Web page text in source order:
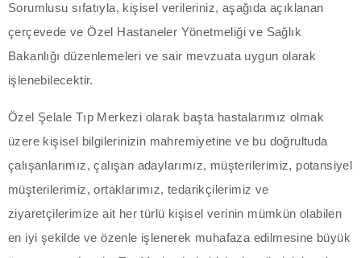
panel
panel
panel
panel
panel
Sorumlusu sıfatıyla, kişisel verileriniz, aşağıda açıklanan
çerçevede ve Özel Hastaneler Yönetmeliği ve Sağlık
Bakanlığı düzenlemeleri ve sair mevzuata uygun olarak
işlenebilecektir.
Özel Şelale Tıp Merkezi olarak başta hastalarımız olmak
üzere kişisel bilgilerinizin mahremiyetine ve bu doğrultuda
çalışanlarımız, çalışan adaylarımız, müşterilerimiz, potansiyel
müşterilerimiz, ortaklarımız, tedarikçilerimiz ve
ziyaretçilerimize ait her türlü kişisel verinin mümkün olabilen
en iyi şekilde ve özenle işlenerek muhafaza edilmesine büyük